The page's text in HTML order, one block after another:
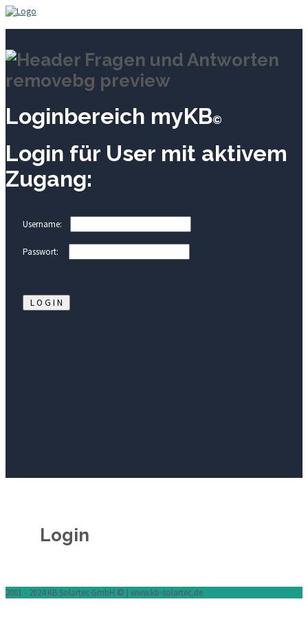
Loginbereich myKB©
Login für User mit aktivem
Zugang:
Username:
Passwort:
Login
2001 - 2024 KB Solartec GmbH © | www.kb-solartec.de